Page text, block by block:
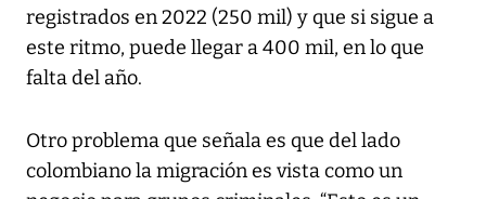
registrados en 2022 (250 mil) y que si sigue a
este ritmo, puede llegar a 400 mil, en lo que
falta del año.
Otro problema que señala es que del lado
colombiano la migración es vista como un